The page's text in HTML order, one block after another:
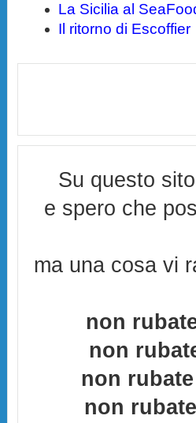
La Sicilia al
Il ritorno di Escoffier
Su questo
e spero che
ma una cosa vi
non
non
non rubate
non rubate